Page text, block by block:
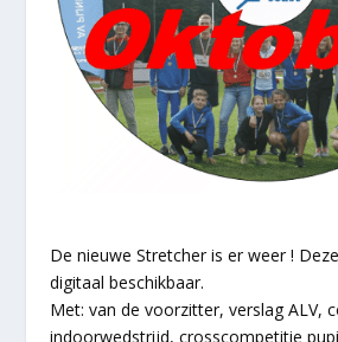
De nieuwe Stretcher is er weer !
digitaal beschikbaar.
Met: van de voorzitter, verslag ALV,
indoorwedstrijd, crosscompetitie